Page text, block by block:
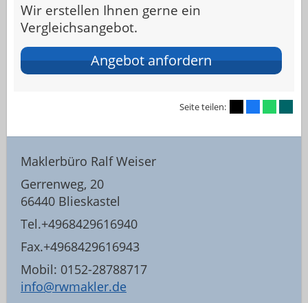
Wir erstellen Ihnen gerne ein
Vergleichsangebot.
Angebot anfordern
Seite teilen:
Maklerbüro Ralf Weiser
Gerrenweg, 20
66440 Blieskastel
Tel.+4968429616940
Fax.+4968429616943
Mobil: 0152-28788717
info@rwmakler.de